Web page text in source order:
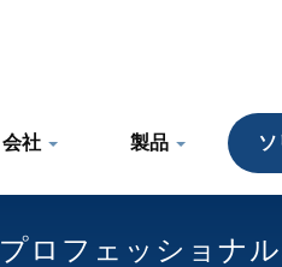
会社 製品
プロフェッショナ